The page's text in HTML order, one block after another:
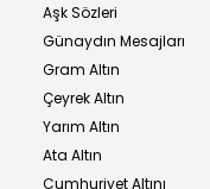
Aşk Sözleri
Günaydın Mesajları
Gram Altın
Çeyrek Altın
Yarım Altın
Ata Altın
Cumhuriyet Altını